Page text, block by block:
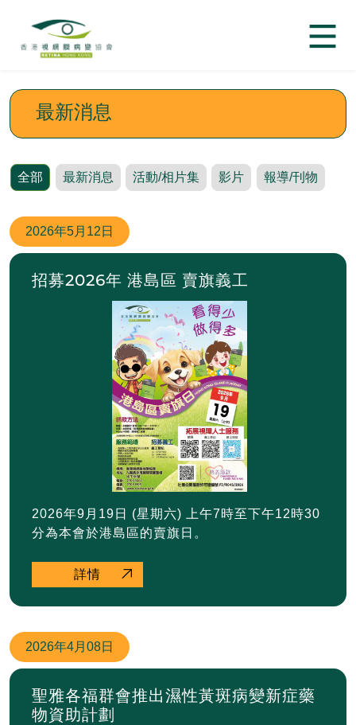
最新消息
全部 最新消息 活動/相片集 影片 報導/刊物
2026年5月12日
招募2026年 港島區 賣旗義工
2026年9月19日 (星期六) 上午7時至下午12時30
分為本會於港島區的賣旗日。
詳情
2026年4月08日
聖雅各福群會推出濕性黃斑病變新症藥
物資助計劃